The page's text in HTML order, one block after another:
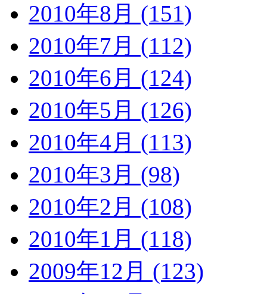
2010年8月 (151)
2010年7月 (112)
2010年6月 (124)
2010年5月 (126)
2010年4月 (113)
2010年3月 (98)
2010年2月 (108)
2010年1月 (118)
2009年12月 (123)